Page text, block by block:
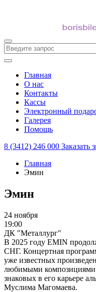
Главная
О нас
Контакты
Кассы
Электронный
Галерея
Помощь
8 (3412) 246 000 Заказать
Главная
Эмин
Эмин
24 ноября
19:00
ДК "Металлург"
В 2025 году EMIN
СНГ. Концертная
уже известных
любимыми композициями
знаковых в его карьере
Муслима Магомаева.